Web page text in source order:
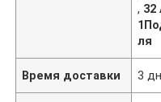
, 32
ля
Время доставки 3